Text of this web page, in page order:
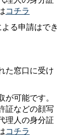
コチラ
る申請はでき
た窓口に受け
可能です。
証などの顔写
理人の身分証
コチラ